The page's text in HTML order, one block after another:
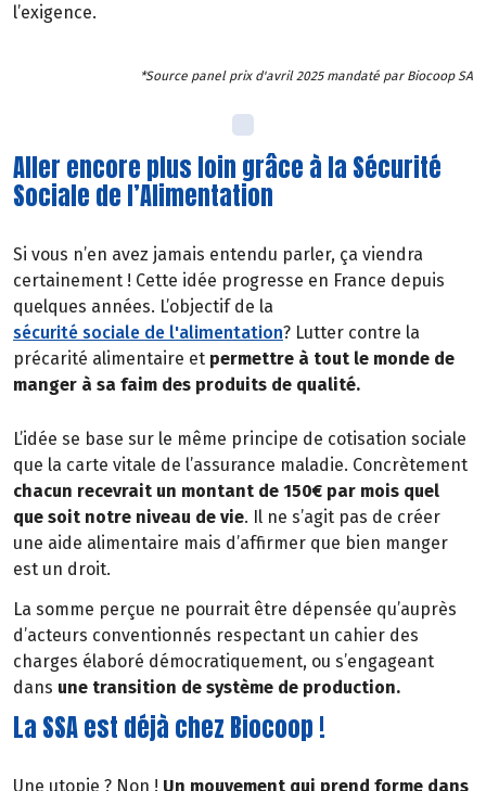
l’exigence.
*Source panel prix d'avril 2025 mandaté par Biocoop SA
Aller encore plus loin grâce à la Sécurité
Sociale de l’Alimentation
Si vous n’en avez jamais entendu parler, ça viendra
certainement ! Cette idée progresse en France depuis
quelques années. L’objectif de la
sécurité sociale de l'alimentation? Lutter contre la
précarité alimentaire et permettre à tout le monde de
manger à sa faim des produits de qualité.
L’idée se base sur le même principe de cotisation sociale
que la carte vitale de l’assurance maladie. Concrètement
chacun recevrait un montant de 150€ par mois quel
que soit notre niveau de vie. Il ne s’agit pas de créer
une aide alimentaire mais d’affirmer que bien manger
est un droit.
La somme perçue ne pourrait être dépensée qu’auprès
d’acteurs conventionnés respectant un cahier des
charges élaboré démocratiquement, ou s’engageant
dans une transition de système de production.
La SSA est déjà chez Biocoop !
Une utopie ? Non ! Un mouvement qui prend forme dans